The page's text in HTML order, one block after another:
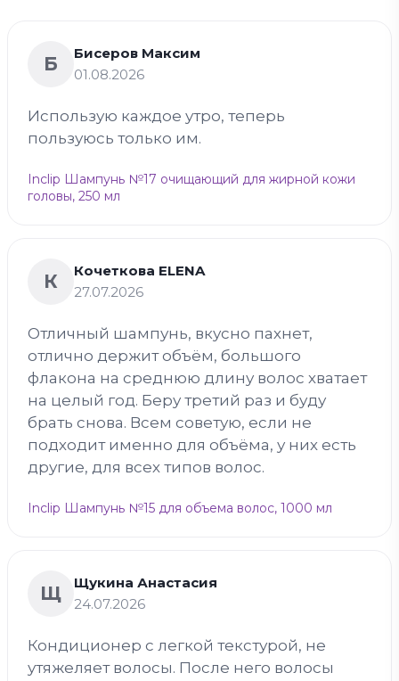
Б
Бисеров Максим
01.08.2026
Использую каждое утро, теперь
пользуюсь только им.
Inclip Шампунь №17 очищающий для жирной кожи
головы, 250 мл
К
Кочеткова ELENA
27.07.2026
Отличный шампунь, вкусно пахнет,
отлично держит объём, большого
флакона на среднюю длину волос хватает
на целый год. Беру третий раз и буду
брать снова. Всем советую, если не
подходит именно для объёма, у них есть
другие, для всех типов волос.
Inclip Шампунь №15 для объема волос, 1000 мл
Щ
Щукина Анастасия
24.07.2026
Кондиционер с легкой текстурой, не
утяжеляет волосы. После него волосы